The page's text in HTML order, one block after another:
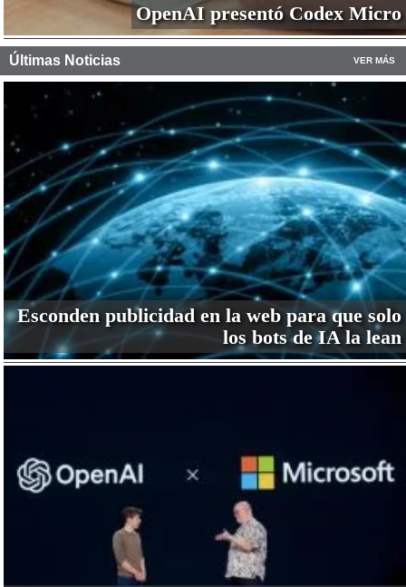
OpenAI presentó Codex Micro
Últimas Noticias VER MÁS
Esconden publicidad en la web para que solo
los bots de IA la lean